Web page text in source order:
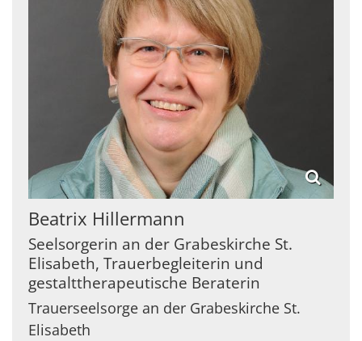
Beatrix Hillermann
Seelsorgerin an der Grabeskirche St.
Elisabeth, Trauerbegleiterin und
gestalttherapeutische Beraterin
Trauerseelsorge an der Grabeskirche St.
Elisabeth